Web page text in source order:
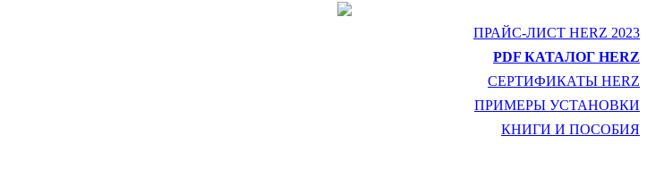
ПРАЙС-ЛИСТ HERZ 2023
PDF КАТАЛОГ HERZ
СЕРТИФИКАТЫ HERZ
ПРИМЕРЫ УСТАНОВКИ
КНИГИ И ПОСОБИЯ